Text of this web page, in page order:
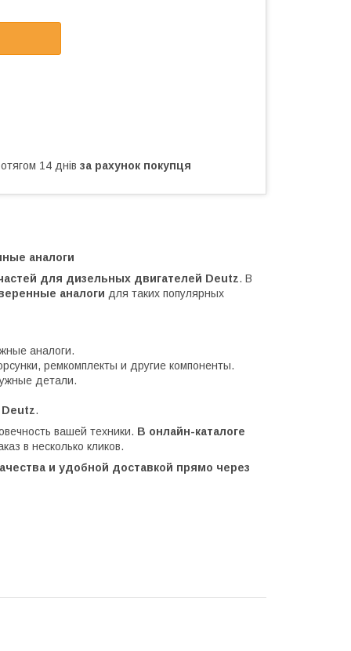
14 днів за рахунок покупця
аналоги
для дизельных двигателей Deutz. В
аналоги для таких популярных
аналоги.
ремкомплекты и другие компоненты.
детали.
.
вашей техники. В онлайн-каталоге
в несколько кликов.
и удобной доставкой прямо через